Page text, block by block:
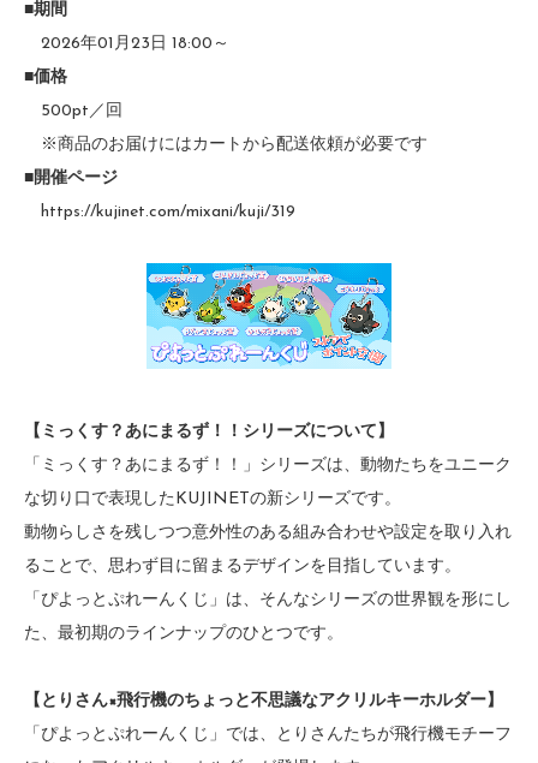
■期間
2026年01月23日 18:00～
■価格
500pt／回
※商品のお届けにはカートから配送依頼が必要です
■開催ページ
https://kujinet.com/mixani/kuji/319
【ミっくす？あにまるず！！シリーズについて】
「ミっくす？あにまるず！！」シリーズは、動物たちをユニーク
な切り口で表現したKUJINETの新シリーズです。
動物らしさを残しつつ意外性のある組み合わせや設定を取り入れ
ることで、思わず目に留まるデザインを目指しています。
「ぴよっとぷれーんくじ」は、そんなシリーズの世界観を形にし
た、最初期のラインナップのひとつです。
【とりさん×飛行機のちょっと不思議なアクリルキーホルダー】
「ぴよっとぷれーんくじ」では、とりさんたちが飛行機モチーフ